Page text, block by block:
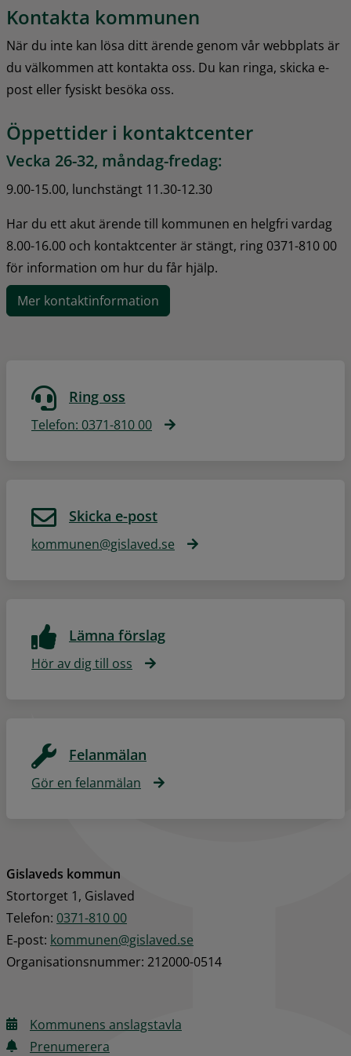
Kontakta kommunen
När du inte kan lösa ditt ärende genom vår webbplats är
du välkommen att kontakta oss. Du kan ringa, skicka e-
post eller fysiskt besöka oss.
Öppettider i kontaktcenter
Vecka 26-32, måndag-fredag:
9.00-15.00, lunchstängt 11.30-12.30
Har du ett akut ärende till kommunen en helgfri vardag
8.00-16.00 och kontaktcenter är stängt, ring 0371-810 00
för information om hur du får hjälp.
Mer kontaktinformation
Ring oss
Telefon: 0371-810 00
Skicka e-post
kommunen@gislaved.se
Lämna förslag
Hör av dig till oss
Felanmälan
Gör en felanmälan
Gislaveds kommun
Stortorget 1, Gislaved
Telefon: 0371-810 00
E‑post: kommunen@gislaved.se
Organisationsnummer: 212000-0514
Kommunens anslagstavla
Prenumerera